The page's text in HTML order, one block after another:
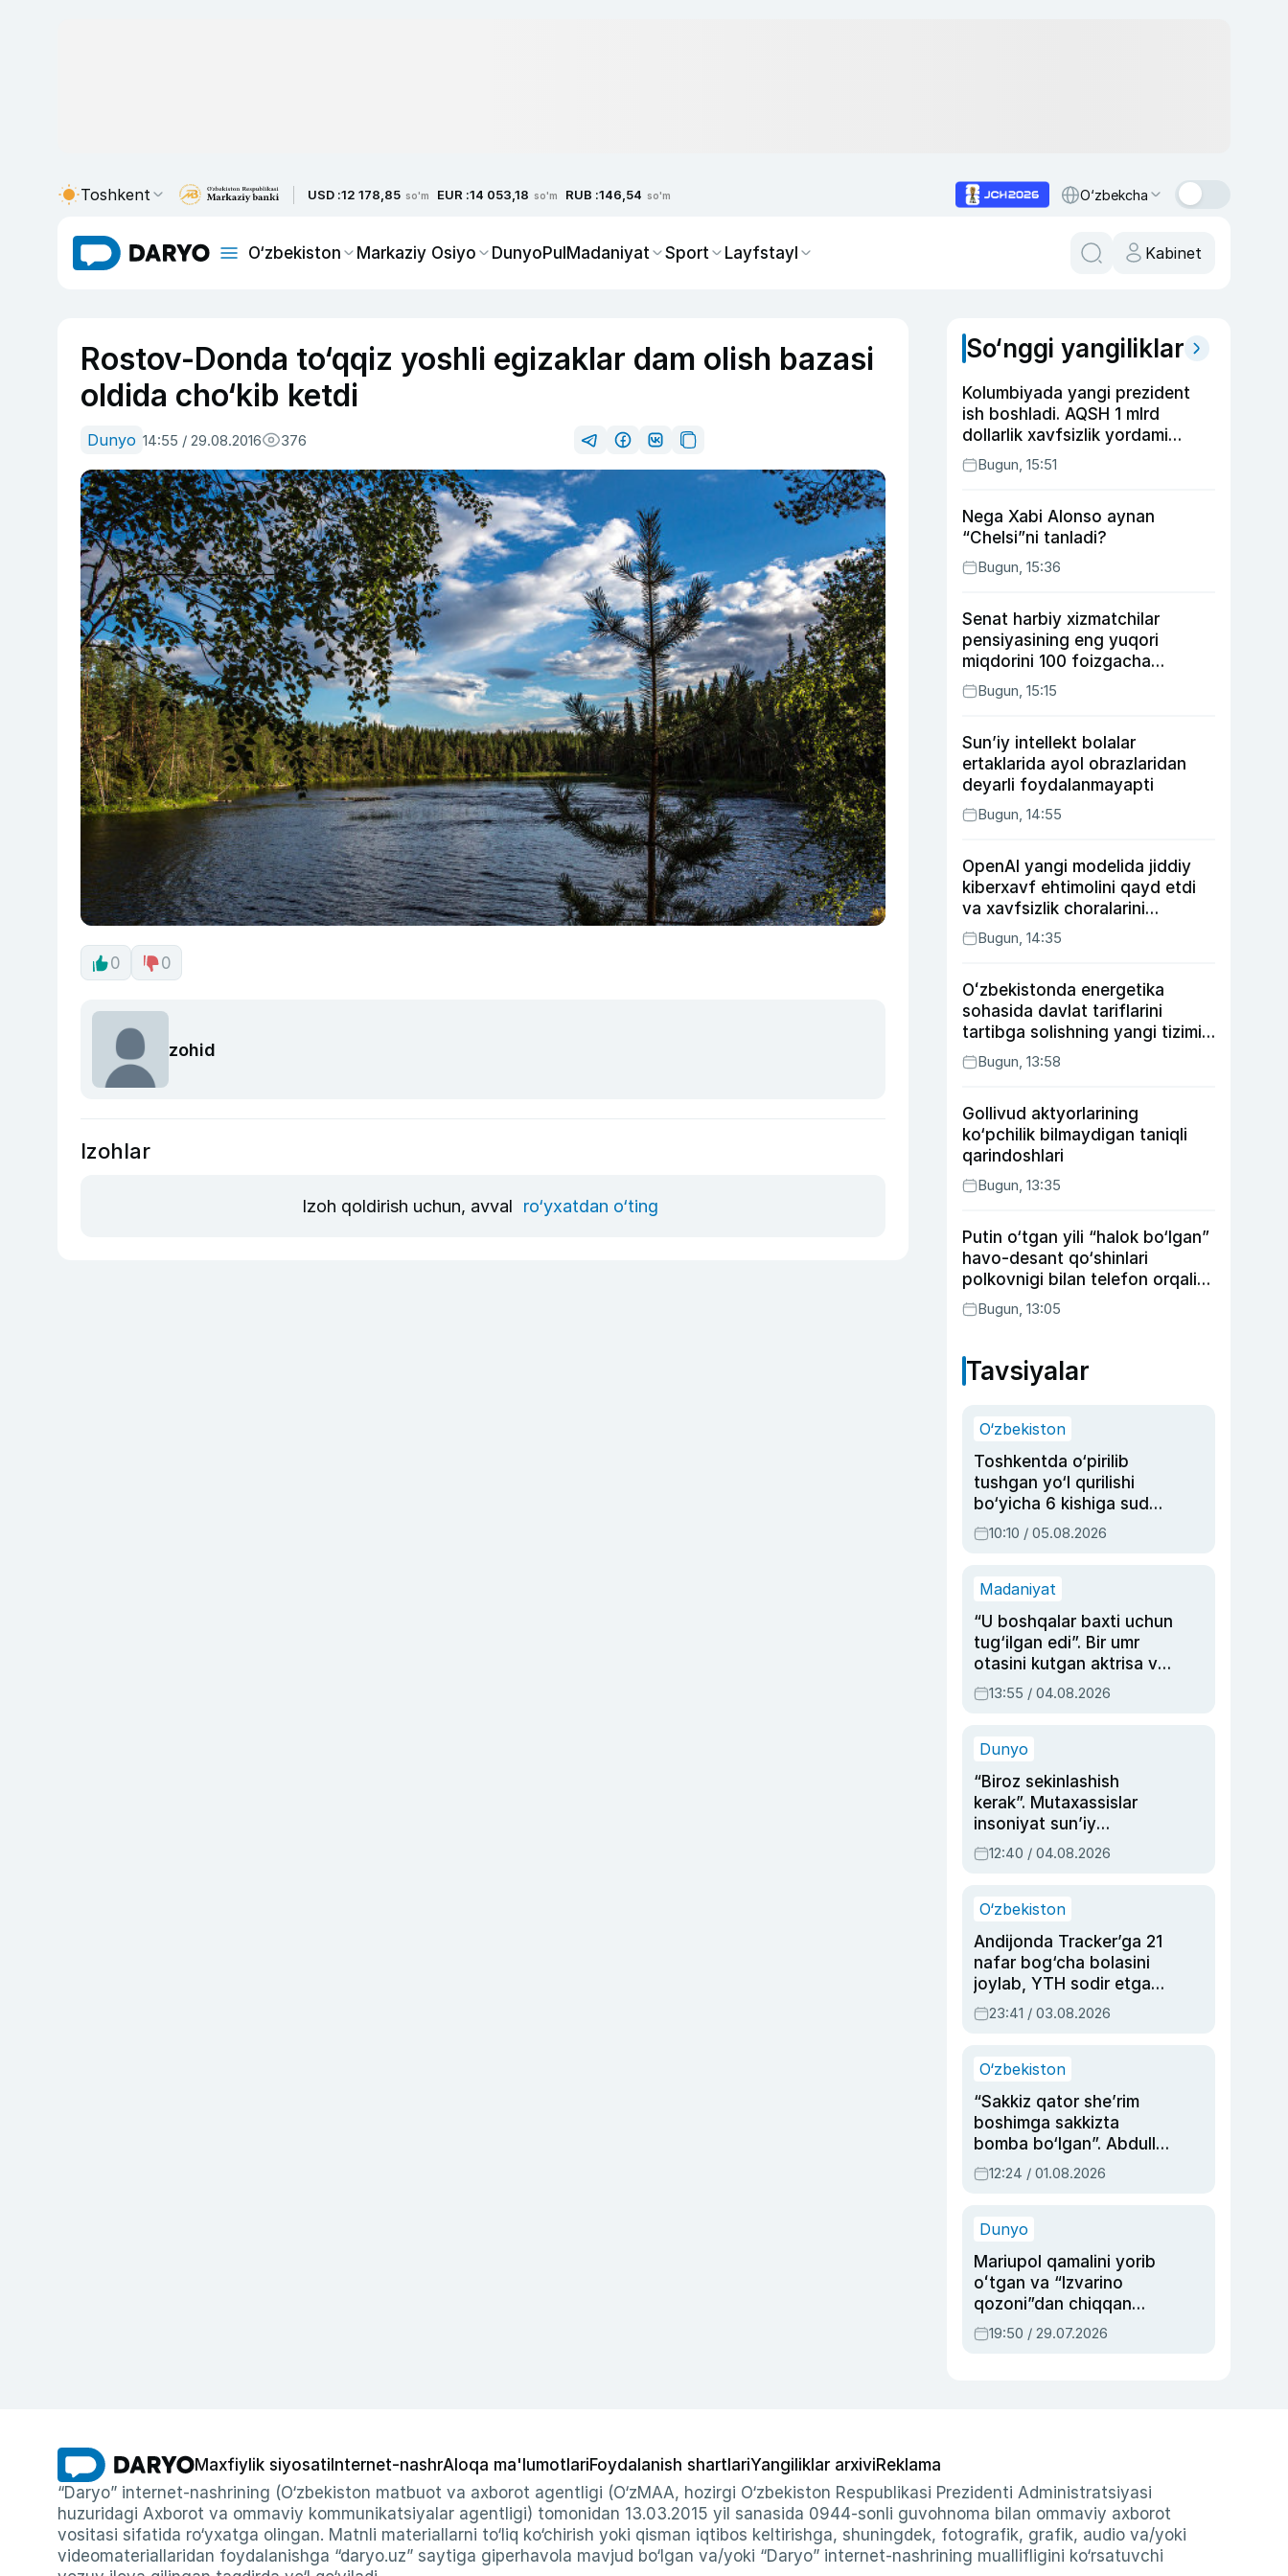
Toshkent USD :12 178,85 so'm EUR :14 053,18 so'm RUB :146,54 so'm O‘zbekcha
O‘zbekiston Markaziy Osiyo DunyoPulMadaniyat Sport Layfstayl Kabinet
Rostov-Donda to‘qqiz yoshli egizaklar dam olish bazasi
oldida cho‘kib ketdi
Dunyo 14:55 / 29.08.2016 376
0 0
zohid
Izohlar
Izoh qoldirish uchun, avval ro‘yxatdan o‘ting
So‘nggi yangiliklar
Kolumbiyada yangi prezident
ish boshladi. AQSH 1 mlrd
dollarlik xavfsizlik yordami
bermoqchi
Bugun, 15:51
Nega Xabi Alonso aynan
“Chelsi”ni tanladi?
Bugun, 15:36
Senat harbiy xizmatchilar
pensiyasining eng yuqori
miqdorini 100 foizgacha
oshirishni nazarda tutuvchi
qonunni ma’qulladi
Bugun, 15:15
Sun’iy intellekt bolalar
ertaklarida ayol obrazlaridan
deyarli foydalanmayapti
Bugun, 14:55
OpenAI yangi modelida jiddiy
kiberxavf ehtimolini qayd etdi
va xavfsizlik choralarini
kuchaytirdi
Bugun, 14:35
Oʻzbekistonda energetika
sohasida davlat tariflarini
tartibga solishning yangi tizimi
joriy etildi
Bugun, 13:58
Gollivud aktyorlarining
ko‘pchilik bilmaydigan taniqli
qarindoshlari
Bugun, 13:35
Putin o‘tgan yili “halok bo‘lgan”
havo-desant qo‘shinlari
polkovnigi bilan telefon orqali
suhbatlashdi
Bugun, 13:05
Tavsiyalar
O‘zbekiston
Toshkentda o‘pirilib
tushgan yo‘l qurilishi
bo‘yicha 6 kishiga sud
hukmi o‘qildi
10:10 / 05.08.2026
Madaniyat
“U boshqalar baxti uchun
tug‘ilgan edi”. Bir umr
otasini kutgan aktrisa va
dublyaj ustasi Rimma
Ahmedovaning
13:55 / 04.08.2026
Dunyo
“Biroz sekinlashish
kerak”. Mutaxassislar
insoniyat sun’iy
intellektni boshqara
olmay qolishidan xavotir
12:40 / 04.08.2026
O‘zbekiston
Andijonda Tracker’ga 21
nafar bog‘cha bolasini
joylab, YTH sodir etgan
ayolga sud hukmi o‘qildi
23:41 / 03.08.2026
O‘zbekiston
“Sakkiz qator she’rim
boshimga sakkizta
bomba bo‘lgan”. Abdulla
Oripovni siyosiy
ayblovlardan asrab
12:24 / 01.08.2026
Dunyo
Mariupol qamalini yorib
oʻtgan va “Izvarino
qozoni”dan chiqqan
qahramon — Ukraina
armiyasi bosh
19:50 / 29.07.2026
Maxfiylik siyosati Internet-nashrAloqa ma'lumotlariFoydalanish shartlariYangiliklar arxiviReklama
“Daryo” internet-nashrining (O‘zbekiston matbuot va axborot agentligi (O‘zMAA, hozirgi O‘zbekiston Respublikasi Prezidenti Administratsiyasi
huzuridagi Axborot va ommaviy kommunikatsiyalar agentligi) tomonidan 13.03.2015 yil sanasida 0944-sonli guvohnoma bilan ommaviy axborot
vositasi sifatida ro‘yxatga olingan. Matnli materiallarni to‘liq ko‘chirish yoki qisman iqtibos keltirishga, shuningdek, fotografik, grafik, audio va/yoki
videomateriallaridan foydalanishga “daryo.uz” saytiga giperhavola mavjud bo‘lgan va/yoki “Daryo” internet-nashrining muallifligini ko‘rsatuvchi